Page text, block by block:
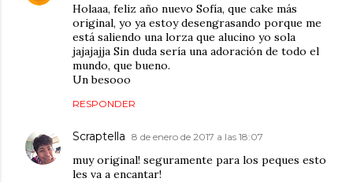
Holaaa, feliz año nuevo Sofía, que cake más
original, yo ya estoy desengrasando porque me
está saliendo una lorza que alucino yo sola
jajajajja Sin duda sería una adoración de todo el
mundo, que bueno.
Un besooo
RESPONDER
Scraptella 8 de enero de 2017 a las 18:07
muy original! seguramente para los peques esto
les va a encantar!